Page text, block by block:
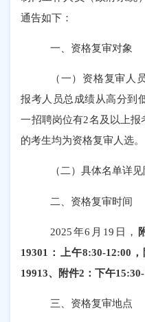
通告如下：
一、资格复审对象
（一）资格复审人
报考人员总成绩从高分到
一招聘岗位有2名及以上报
的考生均为资格复审人选。
（二）具体名单详
二、资格复审时间
2025年6月19日，
19301：上午8:30-12:00
19913、附件2：下午15:30-
三、资格复审地点